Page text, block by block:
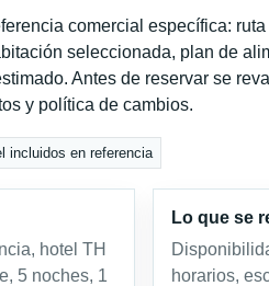
comercial específica:
seleccionada, plan de
Antes de reservar se
y política de cambios.
incluidos en referencia
hotel TH
5 noches, 1
Lo que se
horarios,